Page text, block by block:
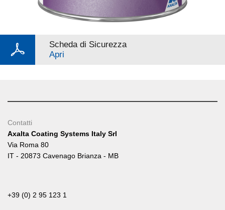
Scheda di Sicurezza
Apri
Contatti
Axalta Coating Systems Italy Srl
Via Roma 80
IT - 20873 Cavenago Brianza - MB
+39 (0) 2 95 123 1